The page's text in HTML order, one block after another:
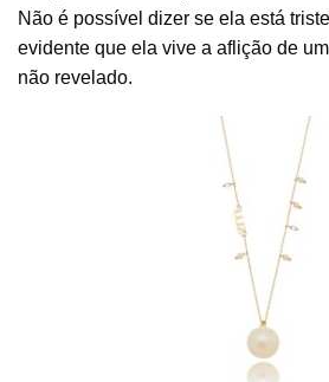
Não é possível dizer se ela está
evidente que ela vive a aflição de um
não revelado.